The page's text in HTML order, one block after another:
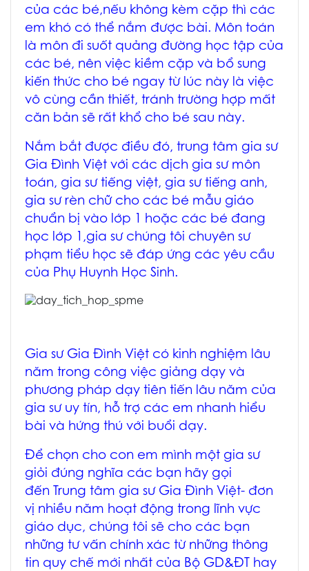
của các bé,nếu không kèm cặp thì các
em khó có thể nắm được bài. Môn toán
là môn đi suốt quảng đường học tập của
các bé, nên việc kiềm cặp và bổ sung
kiến thức cho bé ngay từ lúc này là việc
vô cùng cần thiết, tránh trường hợp mất
căn bản sẽ rất khổ cho bé sau này.
Nắm bắt được điều đó, trung tâm gia sư
Gia Đình Việt với các dịch gia sư môn
toán, gia sư tiếng việt, gia sư tiếng anh,
gia sư rèn chữ cho các bé mẫu giáo
chuẩn bị vào lớp 1 hoặc các bé đang
học lớp 1,gia sư chúng tôi chuyên sư
phạm tiểu học sẽ đáp ứng các yêu cầu
của Phụ Huynh Học Sinh.
Gia sư Gia Đình Việt có kinh nghiệm lâu
năm trong công việc giảng dạy và
phương pháp dạy tiên tiến lâu năm của
gia sư uy tín, hỗ trợ các em nhanh hiểu
bài và hứng thú với buổi dạy.
Để chọn cho con em mình một gia sư
giỏi đúng nghĩa các bạn hãy gọi
đến Trung tâm gia sư Gia Đình Việt- đơn
vị nhiều năm hoạt động trong lĩnh vực
giáo dục, chúng tôi sẽ cho các bạn
những tư vấn chính xác từ những thông
tin quy chế mới nhất của Bộ GD&ĐT hay